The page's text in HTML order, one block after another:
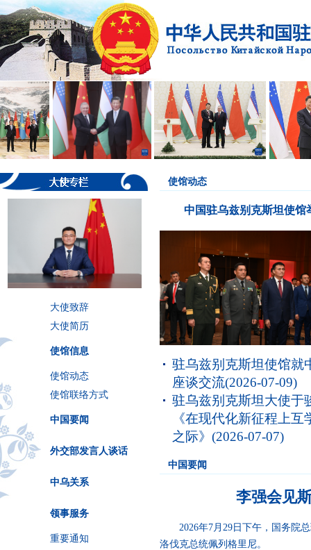
大使致辞
大使简历
使馆信息
使馆动态
使馆联络方式
中国要闻
外交部发言人谈话
中乌关系
领事服务
重要通知
使馆动态
中国驻乌兹别克斯坦使馆
驻乌兹别克斯坦使馆就
座谈交流(2026-07-09)
驻乌兹别克斯坦大使于
《在现代化新征程上
之际》 (2026-07-07)
中国要闻
李强会见
​2026年7月29日下午，国务院总
洛伐克总统佩列格里尼。